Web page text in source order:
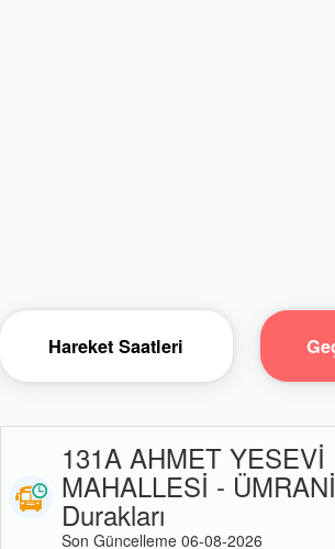
Hareket Saatleri
131A AHMET YESEVİ
MAHALLESİ -
Durakları
Son Güncelleme 06-08-2026